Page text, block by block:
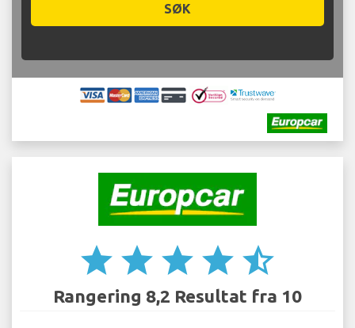
SØK
star star star star star_half
Rangering 8,2 Resultat fra 10